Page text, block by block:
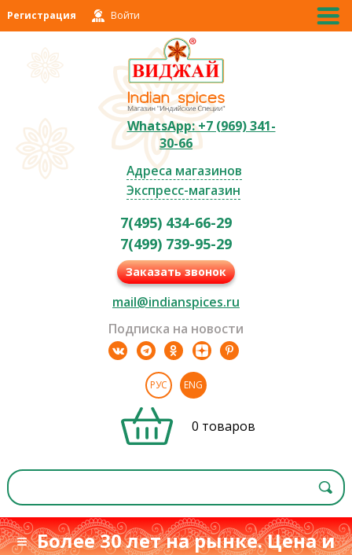
Регистрация Войти
WhatsApp: +7 (969) 341-
30-66
Адреса магазинов
Экспресс-магазин
7(495) 434-66-29
7(499) 739-95-29
Заказать звонок
mail@indianspices.ru
Подписка на новости
РУС ENG
0 товаров
≡ Более 30 лет на рынке. Цена и